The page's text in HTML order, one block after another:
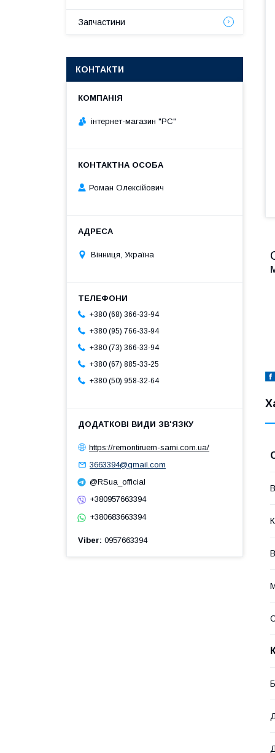
Запчастини
КОНТАКТИ
інтернет-магазин "РС"
Роман Олексійович
Вінниця, Україна
+380 (68) 366-33-94
+380 (95) 766-33-94
+380 (73) 366-33-94
+380 (67) 885-33-25
+380 (50) 958-32-64
https://remontiruem-sami.com.ua/
3663394@gmail.com
@RSua_official
+380957663394
+380683663394
Viber 0957663394